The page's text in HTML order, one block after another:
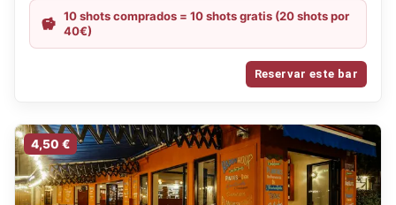
10 shots comprados = 10 shots gratis (20 shots por
40€)
Reservar este bar
4,50 €